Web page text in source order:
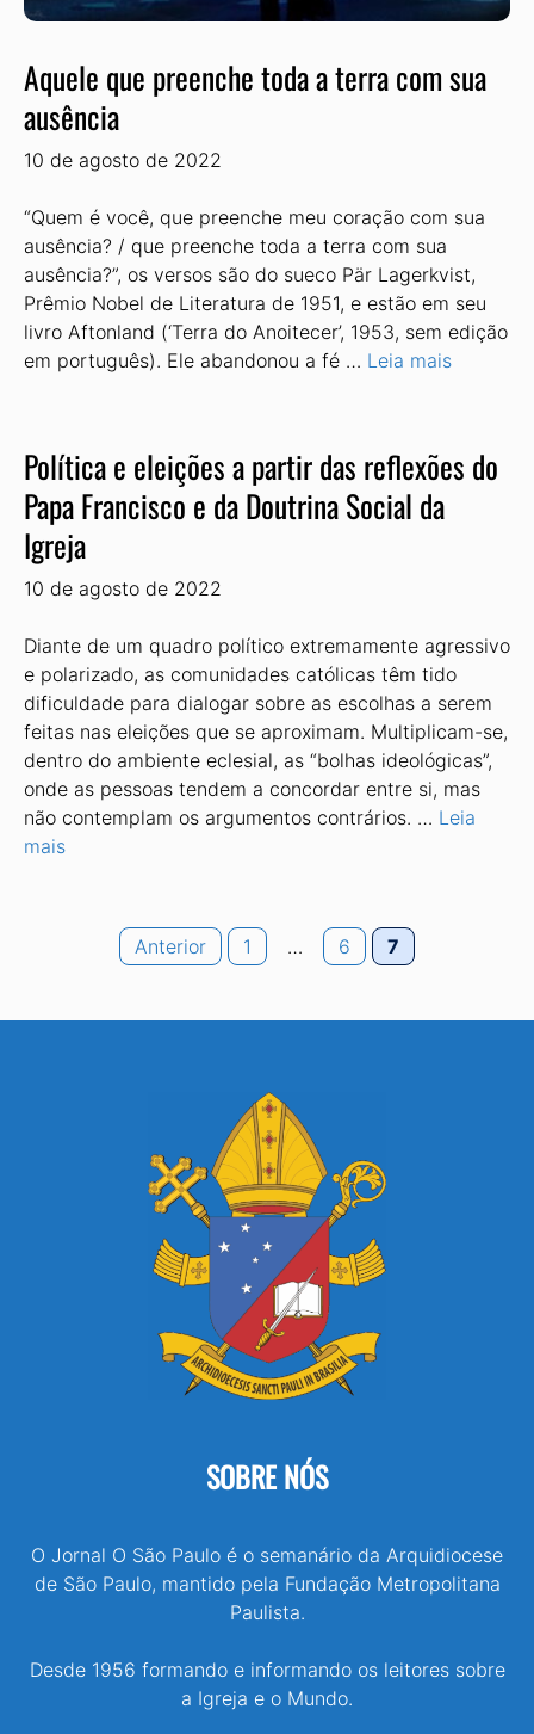
Aquele que preenche toda a terra com sua
ausência
10 de agosto de 2022
“Quem é você, que preenche meu coração com sua
ausência? / que preenche toda a terra com sua
ausência?”, os versos são do sueco Pär Lagerkvist,
Prêmio Nobel de Literatura de 1951, e estão em seu
livro Aftonland (‘Terra do Anoitecer’, 1953, sem edição
em português). Ele abandonou a fé … Leia mais
Política e eleições a partir das reflexões do
Papa Francisco e da Doutrina Social da
Igreja
10 de agosto de 2022
Diante de um quadro político extremamente agressivo
e polarizado, as comunidades católicas têm tido
dificuldade para dialogar sobre as escolhas a serem
feitas nas eleições que se aproximam. Multiplicam-se,
dentro do ambiente eclesial, as “bolhas ideológicas”,
onde as pessoas tendem a concordar entre si, mas
não contemplam os argumentos contrários. … Leia
mais
Anterior Page
1 … Page
6 Page
7
SOBRE NÓS
O Jornal O São Paulo é o semanário da Arquidiocese
de São Paulo, mantido pela Fundação Metropolitana
Paulista.
Desde 1956 formando e informando os leitores sobre
a Igreja e o Mundo.